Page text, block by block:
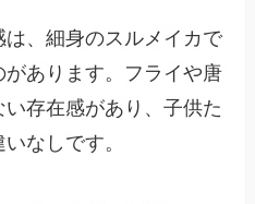
、細身のスルメイカで
あります。フライや唐
存在感があり、子供た
なしです。